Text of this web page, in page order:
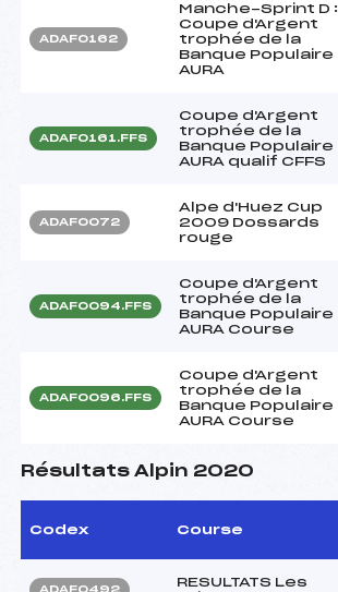
ADAF0162
Manche-Sprint D :
Coupe d'Argent
trophée de la
Banque Populaire
AURA
ADAF0161.FFS
Coupe d'Argent
trophée de la
Banque Populaire
AURA qualif CFFS
ADAF0072
Alpe d'Huez Cup
2009 Dossards
rouge
ADAF0094.FFS
Coupe d'Argent
trophée de la
Banque Populaire
AURA Course
ADAF0096.FFS
Coupe d'Argent
trophée de la
Banque Populaire
AURA Course
Résultats Alpin 2020
Codex Course
ADAF0492
RESULTATS Les